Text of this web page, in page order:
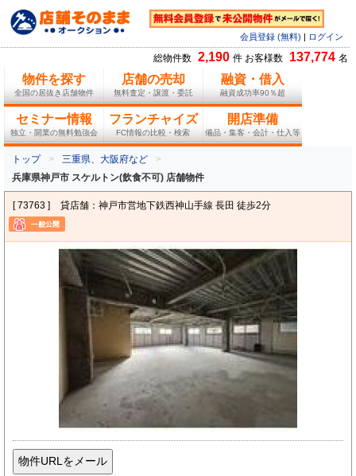
会員登録 (無料) ログイン
総物件数 2,190 件 お客様数 137,774 名
物件を探す
全国の居抜き店舗物件
店舗の売却
無料査定・譲渡・委託
融資・借入
融資成功率90％超
セミナー情報
独立・開業の無料勉強会
フランチャイズ
FC情報の比較・検索
開店準備
備品・集客・会計・仕入等
トップ
三重県、大阪府など
兵庫県神戸市 スケルトン(飲食不可) 店舗物件
[ 73763 ] 貸店舗：神戸市営地下鉄西神山手線 長田 徒歩2分